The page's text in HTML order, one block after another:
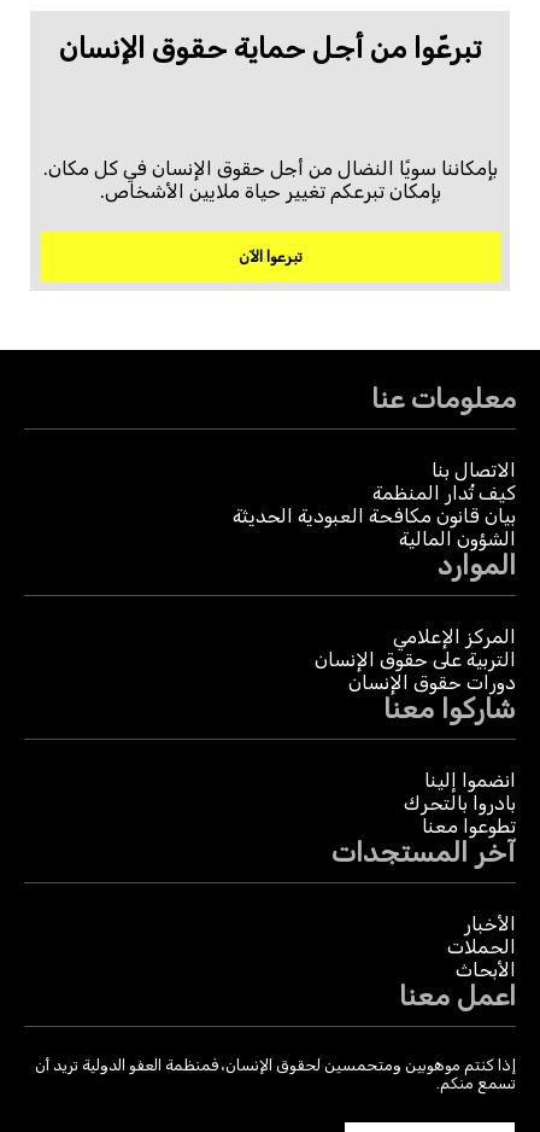
تبرعّوا من أجل حماية حقوق الإنسان
بإمكاننا سويًا النضال من أجل حقوق الإنسان في كل مكان.
بإمكان تبرعكم تغيير حياة ملايين الأشخاص.
تبرعوا الآن
معلومات عنا
الاتصال بنا
كيف تُدار المنظمة
بيان قانون مكافحة العبودية الحديثة
الشؤون المالية
الموارد
المركز الإعلامي
التربية على حقوق الإنسان
دورات حقوق الإنسان
شاركوا معنا
انضموا إلينا
بادروا بالتحرك
تطوعوا معنا
آخر المستجدات
الأخبار
الحملات
الأبحاث
اعمل معنا
إذا كنتم موهوبين ومتحمسين لحقوق الإنسان، فمنظمة العفو الدولية تريد أن
تسمع منكم.